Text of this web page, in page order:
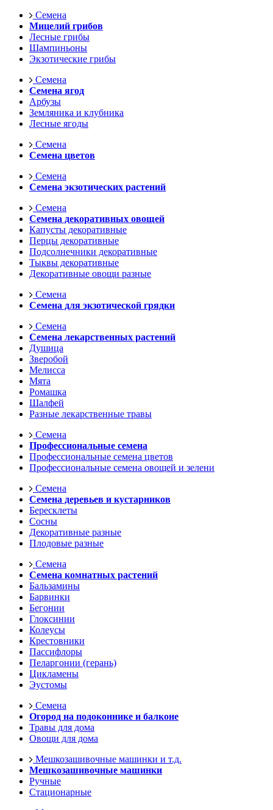
Семена
Мицелий грибов
Лесные грибы
Шампиньоны
Экзотические грибы
Семена
Семена ягод
Арбузы
Земляника и клубника
Лесные ягоды
Семена
Семена цветов
Семена
Семена экзотических растений
Семена
Семена декоративных овощей
Капусты декоративные
Перцы декоративные
Подсолнечники декоративные
Тыквы декоративные
Декоративные овощи разные
Семена
Семена для экзотической грядки
Семена
Семена лекарственных растений
Душица
Зверобой
Мелисса
Мята
Ромашка
Шалфей
Разные лекарственные травы
Семена
Профессиональные семена
Профессиональные семена цветов
Профессиональные семена овощей и зелени
Семена
Семена деревьев и кустарников
Бересклеты
Сосны
Декоративные разные
Плодовые разные
Семена
Семена комнатных растений
Бальзамины
Барвинки
Бегонии
Глоксинии
Колеусы
Крестовники
Пассифлоры
Пеларгонии (герань)
Цикламены
Эустомы
Семена
Огород на подоконнике и балконе
Травы для дома
Овощи для дома
Мешкозашивочные машинки и т.д.
Мешкозашивочные машинки
Ручные
Стационарные